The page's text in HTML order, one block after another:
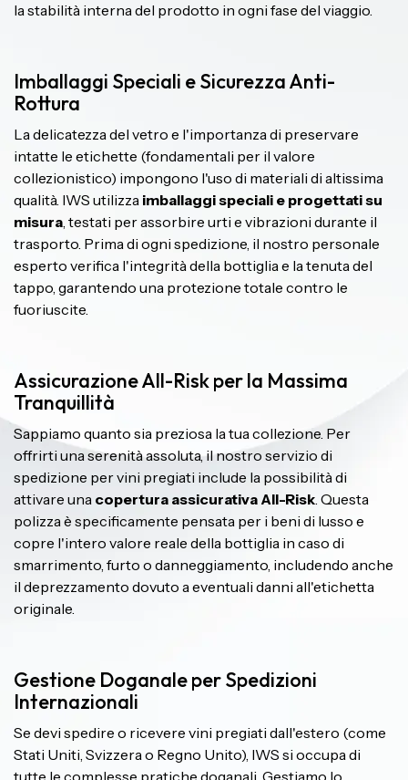
la stabilità interna del prodotto in ogni fase del viaggio.
Imballaggi Speciali e Sicurezza Anti-
Rottura
La delicatezza del vetro e l'importanza di preservare
intatte le etichette (fondamentali per il valore
collezionistico) impongono l'uso di materiali di altissima
qualità. IWS utilizza imballaggi speciali e progettati su
misura, testati per assorbire urti e vibrazioni durante il
trasporto. Prima di ogni spedizione, il nostro personale
esperto verifica l'integrità della bottiglia e la tenuta del
tappo, garantendo una protezione totale contro le
fuoriuscite.
Assicurazione All-Risk per la Massima
Tranquillità
Sappiamo quanto sia preziosa la tua collezione. Per
offrirti una serenità assoluta, il nostro servizio di
spedizione per vini pregiati include la possibilità di
attivare una copertura assicurativa All-Risk. Questa
polizza è specificamente pensata per i beni di lusso e
copre l'intero valore reale della bottiglia in caso di
smarrimento, furto o danneggiamento, includendo anche
il deprezzamento dovuto a eventuali danni all'etichetta
originale.
Gestione Doganale per Spedizioni
Internazionali
Se devi spedire o ricevere vini pregiati dall'estero (come
Stati Uniti, Svizzera o Regno Unito), IWS si occupa di
tutte le complesse pratiche doganali. Gestiamo lo